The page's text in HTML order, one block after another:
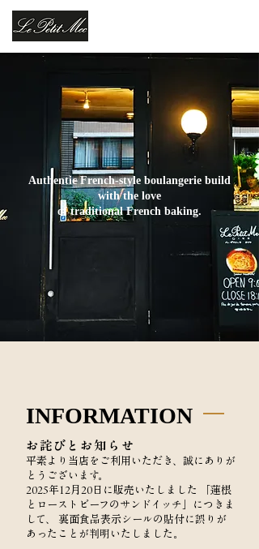
Authentic French-style boulangerie build
with the love
of traditional French baking.
​INFORMATION
お詫びとお知らせ
平素より当店をご利用いただき、誠にありが
とうございます。
2025年12月20日に販売いたしました
「蓮根
とローストビーフのサンドイッチ」につきま
して、 裏面食品表示シールの貼付に誤りが
あったことが判明いたしました。